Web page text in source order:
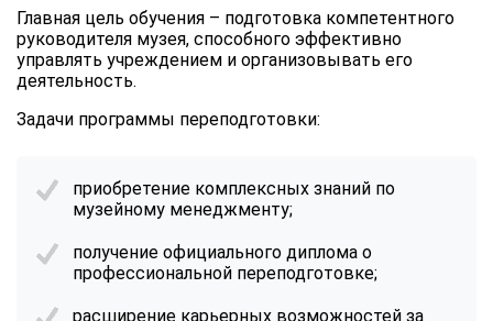
Главная цель обучения – подготовка компетентного
руководителя музея, способного эффективно
управлять учреждением и организовывать его
деятельность.
Задачи программы переподготовки:
приобретение комплексных знаний по
музейному менеджменту;
получение официального диплома о
профессиональной переподготовке;
расширение карьерных возможностей за